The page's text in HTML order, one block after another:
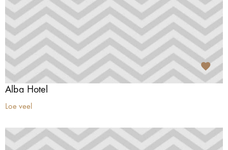
Alba Hotel
Loe veel